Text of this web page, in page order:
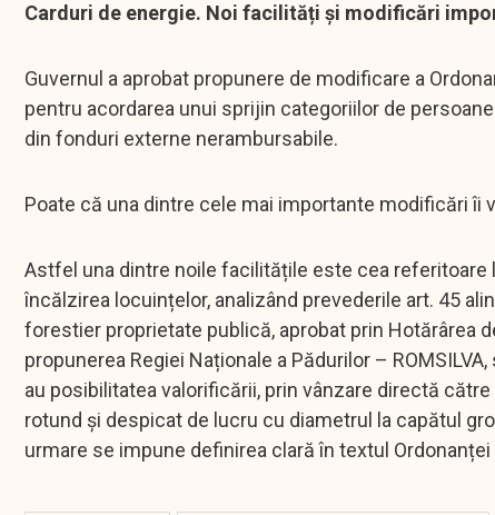
Carduri de energie. Noi facilități și modificări
Guvernul a aprobat propunere de modificare a
pentru acordarea unui sprijin categoriilor de
din fonduri externe nerambursabile.
Poate că una dintre cele mai importante modificări
Astfel una dintre noile facilitățile este cea
încălzirea locuințelor, analizând prevederile art. 45
forestier proprietate publică, aprobat prin Hotărârea
propunerea Regiei Naționale a Pădurilor –
au posibilitatea valorificării, prin vânzare directă
rotund şi despicat de lucru cu diametrul la capătul
urmare se impune definirea clară în textul